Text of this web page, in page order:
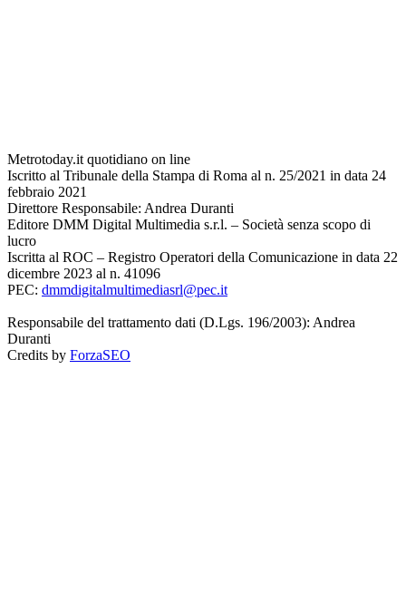
Metrotoday.it quotidiano on line
Iscritto al Tribunale della Stampa di Roma al n. 25/2021 in data 24
febbraio 2021
Direttore Responsabile: Andrea Duranti
Editore DMM Digital Multimedia s.r.l. – Società senza scopo di
lucro
Iscritta al ROC – Registro Operatori della Comunicazione in data 22
dicembre 2023 al n. 41096
PEC: dmmdigitalmultimediasrl@pec.it
Responsabile del trattamento dati (D.Lgs. 196/2003): Andrea
Duranti
Credits by ForzaSEO